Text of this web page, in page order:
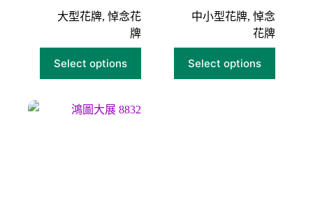
大型花牌, 悼念花
牌
Select options
中小型花牌,悼念
花牌
Select options